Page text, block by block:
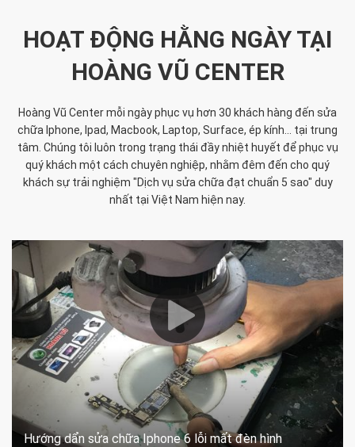
HOẠT ĐỘNG HẰNG NGÀY TẠI
HOÀNG VŨ CENTER
Hoàng Vũ Center mỗi ngày phục vụ hơn 30 khách hàng đến sửa
chữa Iphone, Ipad, Macbook, Laptop, Surface, ép kính... tại trung
tâm. Chúng tôi luôn trong trạng thái đầy nhiệt huyết để phục vụ
quý khách một cách chuyên nghiệp, nhằm đêm đến cho quý
khách sự trải nghiệm "Dịch vụ sửa chữa đạt chuẩn 5 sao" duy
nhất tại Việt Nam hiện nay.
Hướng dẩn sửa chữa Iphone 6 lỗi mất đèn hình